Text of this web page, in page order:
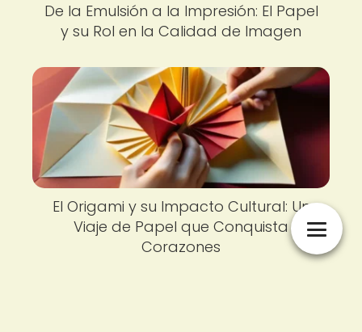
De la Emulsión a la Impresión: El Papel
y su Rol en la Calidad de Imagen
El Origami y su Impacto Cultural: Un
Viaje de Papel que Conquista
Corazones